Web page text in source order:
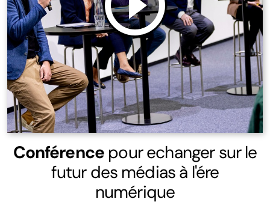
Conférence pour echanger sur le
futur des médias à l'ére
numérique